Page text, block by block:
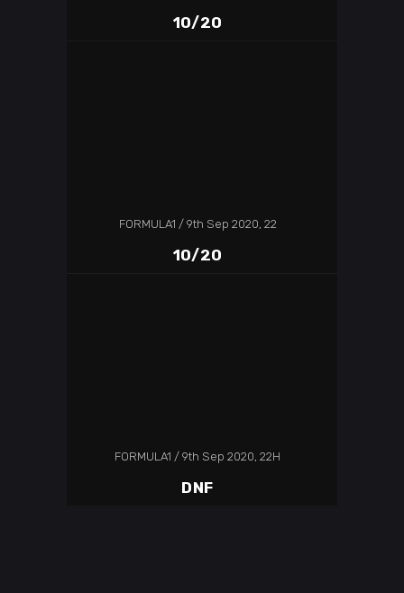
10/20
FORMULA1 9th Sep 2020, 22
10/20
FORMULA1 9th Sep 2020, 22H
DNF